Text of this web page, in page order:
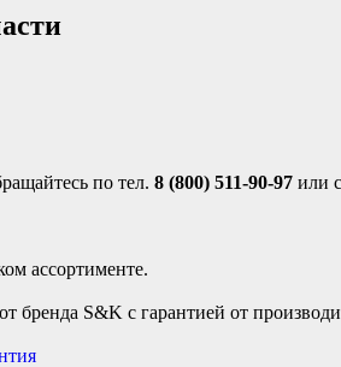
по тел. 8 (800) 511-90-97 или
ассортименте.
бренда S&K с гарантией от